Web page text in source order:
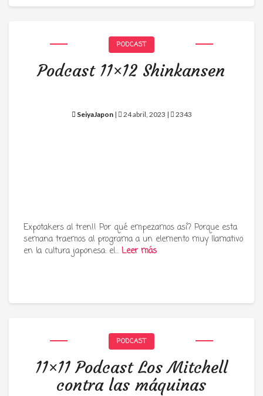
PODCAST
Podcast 11×12 Shinkansen
SeiyaJapon| 24 abril, 2023 | 2343
Expotakers al tren!! Por qué empezamos así? Porque esta
semana traemos al programa a un elemento muy llamativo
en la cultura japonesa: el… Leer más
PODCAST
11×11 Podcast Los Mitchell
contra las máquinas